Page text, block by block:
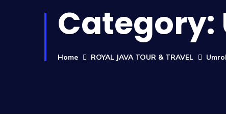
Category:
Home ROYAL JAVA TOUR & TRAVEL